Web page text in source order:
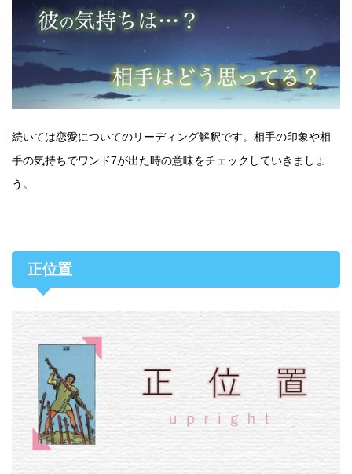
続いては恋愛についてのリーディング解釈です。相手の印象や相
手の気持ちでワンド7が出た時の意味をチェックしていきましょ
う。
正位置